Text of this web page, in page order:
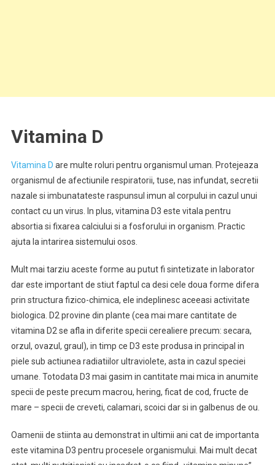
Vitamina D
Vitamina D are multe roluri pentru organismul uman. Protejeaza
organismul de afectiunile respiratorii, tuse, nas infundat, secretii
nazale si imbunatateste raspunsul imun al corpului in cazul unui
contact cu un virus. In plus, vitamina D3 este vitala pentru
absortia si fixarea calciului si a fosforului in organism. Practic
ajuta la intarirea sistemului osos.
Mult mai tarziu aceste forme au putut fi sintetizate in laborator
dar este important de stiut faptul ca desi cele doua forme difera
prin structura fizico-chimica, ele indeplinesc aceeasi activitate
biologica. D2 provine din plante (cea mai mare cantitate de
vitamina D2 se afla in diferite specii cerealiere precum: secara,
orzul, ovazul, graul), in timp ce D3 este produsa in principal in
piele sub actiunea radiatiilor ultraviolete, asta in cazul speciei
umane. Totodata D3 mai gasim in cantitate mai mica in anumite
specii de peste precum macrou, hering, ficat de cod, fructe de
mare – specii de creveti, calamari, scoici dar si in galbenus de ou.
Oamenii de stiinta au demonstrat in ultimii ani cat de importanta
este vitamina D3 pentru procesele organismului. Mai mult decat